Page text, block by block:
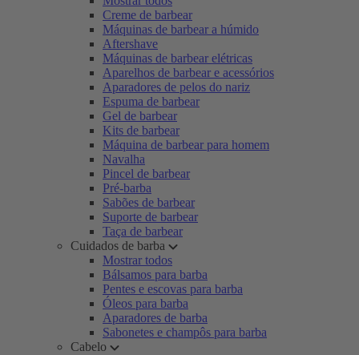
Creme de barbear
Máquinas de barbear a húmido
Aftershave
Máquinas de barbear elétricas
Aparelhos de barbear e acessórios
Aparadores de pelos do nariz
Espuma de barbear
Gel de barbear
Kits de barbear
Máquina de barbear para homem
Navalha
Pincel de barbear
Pré-barba
Sabões de barbear
Suporte de barbear
Taça de barbear
Cuidados de barba
Mostrar todos
Bálsamos para barba
Pentes e escovas para barba
Óleos para barba
Aparadores de barba
Sabonetes e champôs para barba
Cabelo